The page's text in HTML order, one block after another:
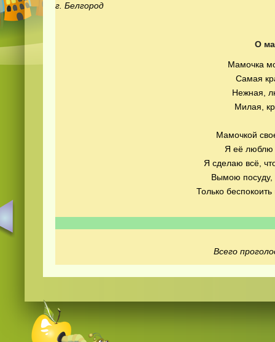
г. Белгород
О
Мамочка
Самая
Нежная,
Милая,
Мамочкой
Я её люблю
Я сделаю всё,
Вымою
Только
Всего